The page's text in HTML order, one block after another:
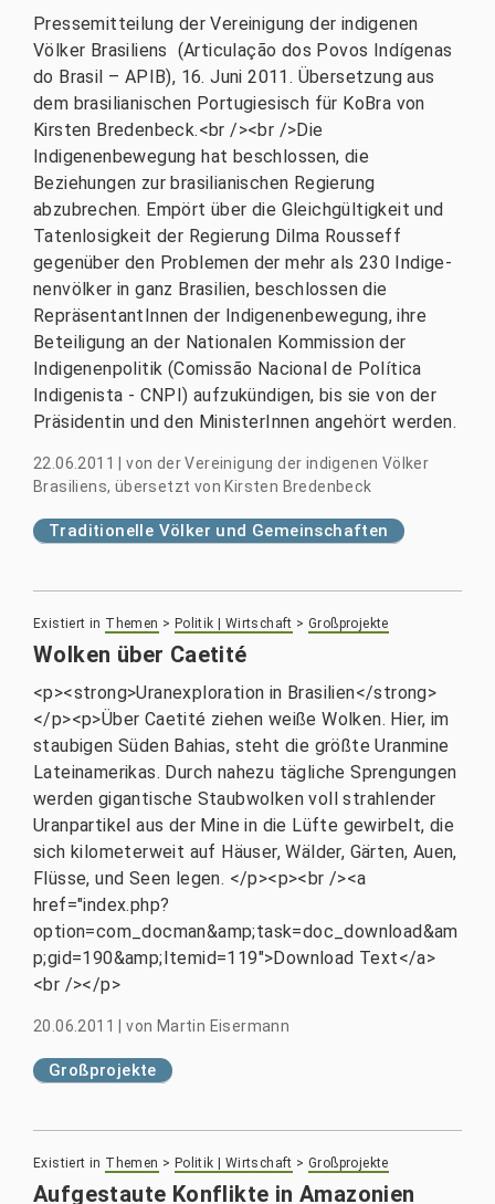
Pressemitteilung der Vereinigung der indigenen
Völker Brasiliens (Articulação dos Povos Indígenas
do Brasil – APIB), 16. Juni 2011. Übersetzung aus
dem brasilianischen Portugiesisch für KoBra von
Kirsten Bredenbeck.<br /><br />Die
Indigenenbewegung hat beschlos­sen, die
Beziehungen zur brasilianischen Regierung
abzubrechen. Empört über die Gleichgültigkeit und
Tatenlosigkeit der Regierung Dilma Rousseff
gegenüber den Problemen der mehr als 230 Indige­
nenvölker in ganz Brasilien, beschlossen die
RepräsentantInnen der Indigenenbewegung, ihre
Beteiligung an der Natio­nalen Kommission der
Indigenenpolitik (Comissão Nacional de Política
Indigenista - CNPI) aufzukündigen, bis sie von der
Präsidentin und den MinisterInnen angehört werden.
22.06.2011 |von der Vereinigung der indigenen Völker
Brasiliens, übersetzt von Kirsten Bredenbeck
Traditionelle Völker und Gemeinschaften
Existiert in Themen > Politik | Wirtschaft >Großprojekte
Wolken über Caetité
<p><strong>Uranexploration in Brasilien</strong>
</p><p>Über Caetité ziehen weiße Wolken. Hier, im
staubigen Süden Bahias, steht die größte Uranmine
Lateinamerikas. Durch nahezu tägliche Sprengungen
werden gigantische Staubwolken voll strahlender
Uranpartikel aus der Mine in die Lüfte gewirbelt, die
sich kilometerweit auf Häuser, Wälder, Gärten, Auen,
Flüsse, und Seen legen. </p><p><br /><a
href="index.php?
option=com_docman&amp;task=doc_download&am
p;gid=190&amp;Itemid=119">Download Text</a>
<br /></p>
20.06.2011 |von Martin Eisermann
Großprojekte
Existiert in Themen > Politik | Wirtschaft >Großprojekte
Aufgestaute Konflikte in Amazonien